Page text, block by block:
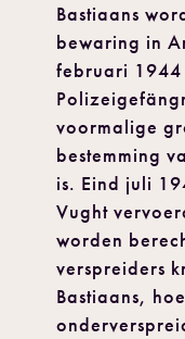
Bastiaans
bewaring in
februari 1944
voormalige
bestemming
is. Eind juli
Vught
worden
verspreiders
Bastiaans,